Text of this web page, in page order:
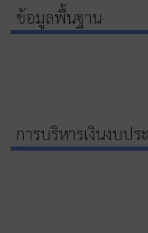
ข้อมูลพื้นฐาน
การบริหารเงินงบป